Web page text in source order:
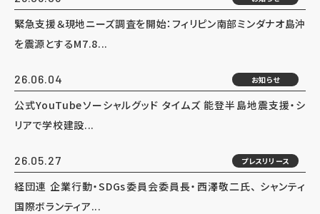
緊急支援＆現地ニーズ調査を開始：フィリピン南部ミンダナオ島沖
を震源とするM7.8...
26.06.04 お知らせ
公式YouTubeソーシャルグッド タイムズ 能登半島地震支援・シ
リアで学校建設...
26.05.27 プレスリリース
経団連 企業行動・SDGs委員会委員長・西澤敬二氏、 シャンティ
国際ボランティア...